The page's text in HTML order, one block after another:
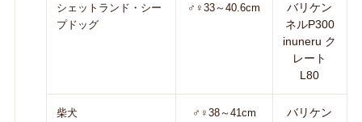
シェットランド・シー
プドッグ
♂♀33～40.6cm
バリケン
ネルP300
inuneru ク
レート
L80
柴犬 ♂♀38～41cm
バリケン